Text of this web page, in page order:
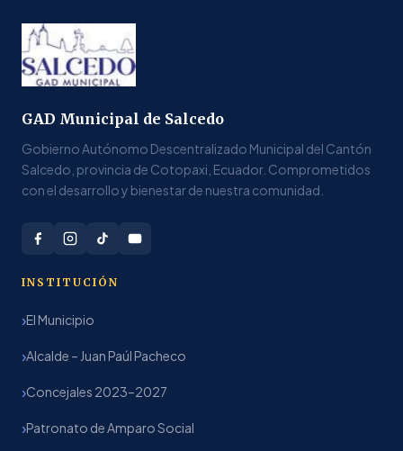
GAD Municipal de Salcedo
Gobierno Autónomo Descentralizado Municipal del Cantón
Salcedo, provincia de Cotopaxi, Ecuador. Comprometidos
con el desarrollo y bienestar de nuestra comunidad.
INSTITUCIÓN
El Municipio
Alcalde – Juan Paúl Pacheco
Concejales 2023–2027
Patronato de Amparo Social